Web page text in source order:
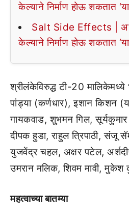
केल्याने निर्माण होऊ शकतात
Salt Side Effects |
केल्याने निर्माण होऊ शकतात
श्रीलंकेविरुद्ध टी-20 मालिकेमध्ये
पांड्या (कर्णधार), इशान किशन
गायकवाड, शुभमन गिल, सूर्यकुमार
दीपक हुडा, राहुल त्रिपाठी, संजू
युजवेंद्र चहल, अक्षर पटेल,
उमरान मलिक, शिवम मावी, मुकेश
महत्वाच्या बातम्या